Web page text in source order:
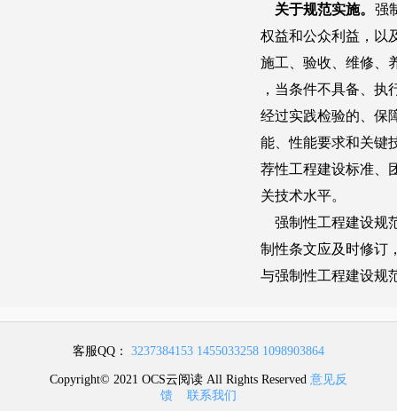
客服QQ： 3237384153 1455033258 1098903864
Copyright© 2021 OCS云阅读 All Rights Reserved 意见反
馈
联系我们